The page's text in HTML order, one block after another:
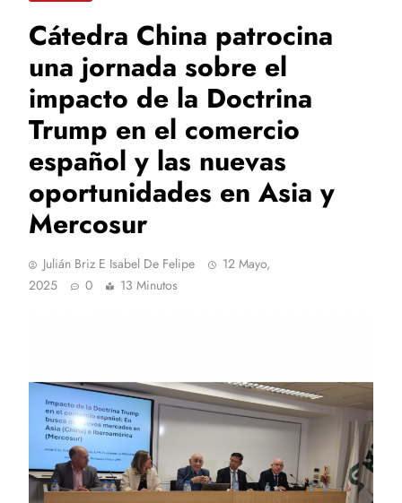
Cátedra China patrocina
una jornada sobre el
impacto de la Doctrina
Trump en el comercio
español y las nuevas
oportunidades en Asia y
Mercosur
Julián Briz E Isabel De Felipe
12 Mayo,
2025
0 13 Minutos